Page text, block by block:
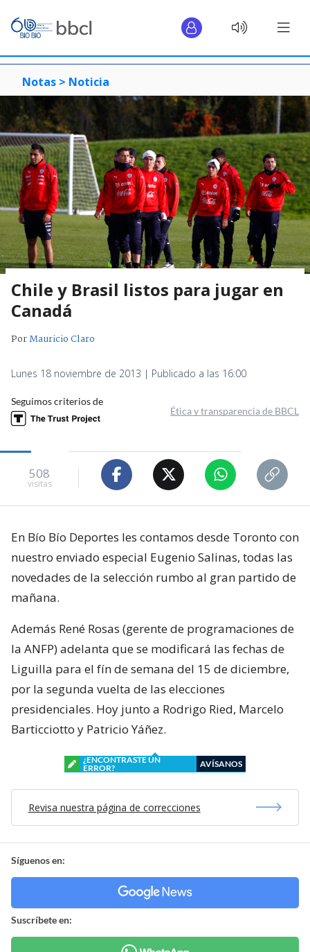
Notas > Noticia
Chile y Brasil listos para jugar en
Canadá
PorMauricio Claro
Lunes 18 noviembre de 2013 | Publicado a las 16:00
Seguimos criterios de
Ética y transparencia de BBCL
508
visitas
En Bío Bío Deportes les contamos desde Toronto con
nuestro enviado especial Eugenio Salinas, todas las
novedades de la selección rumbo al gran partido de
mañana.
Además René Rosas (gerente de programaciones de
la ANFP) adelanta que se modificará las fechas de
Liguilla para el fín de semana del 15 de diciembre,
por la segunda vuelta de las elecciones
presidenciales. Hoy junto a Rodrigo Ried, Marcelo
Barticciotto y Patricio Yáñez.
¿ENCONTRASTE UN
ERROR?
AVÍSANOS
Revisa nuestra página de correcciones
Síguenos en:
Suscríbete en: